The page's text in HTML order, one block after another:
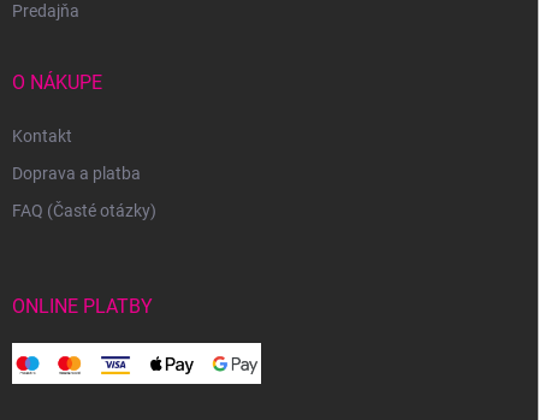
Predajňa
O NÁKUPE
Kontakt
Doprava a platba
FAQ (Časté otázky)
ONLINE PLATBY